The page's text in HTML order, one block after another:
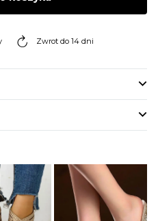
Zwrot do 14 dni